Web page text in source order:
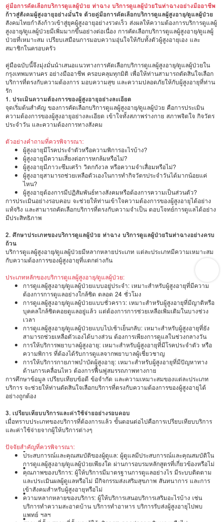
คู่มือการคัดเลือกบริการดูแลผู้ป่วย ท่าฉาง บริการดูแลผู้ป่วยในท่าฉางอย่างมืออาชีพ
ก้าวสู่สังคมผู้สูงอายุอย่างมั่นใจ ด้วยคู่มือการคัดเลือกบริการดูแลผู้สูงอายุ/ดูแลผู้ป่วย
สังคมไทยกำลังก้าวเข้าสู่ยุคผู้สูงอายุอย่างรวดเร็ว ส่งผลให้ความต้องการบริการดูแลผู้
สูงอายุ/ดูแลผู้ป่วยมีเพิ่มมากขึ้นอย่างต่อเนื่อง การคัดเลือกบริการดูแลผู้สูงอายุ/ดูแลผู้
ป่วยที่เหมาะสม เปรียบเสมือนการมอบความอุ่นใจให้กับทั้งตัวผู้สูงอายุเอง และ
สมาชิกในครอบครัว
คู่มือฉบับนี้จึงมุ่งมั่นนำเสนอแนวทางการคัดเลือกบริการดูแลผู้สูงอายุ/ดูแลผู้ป่วยใน
กรุงเทพมหานคร อย่างมืออาชีพ ครอบคลุมทุกมิติ เพื่อให้ท่านสามารถตัดสินใจเลือก
บริการที่ตรงกับความต้องการ มอบความสุข และความปลอดภัยให้กับผู้สูงอายุที่ท่าน
รัก
1. ประเมินความต้องการของผู้สูงอายุอย่างละเอียด
จุดเริ่มต้นสำคัญ ของการคัดเลือกบริการดูแลผู้สูงอายุ/ดูแลผู้ป่วย คือการประเมิน
ความต้องการของผู้สูงอายุอย่างละเอียด เข้าใจทั้งสภาพร่างกาย สภาพจิตใจ กิจวัตร
ประจำวัน และความต้องการทางสังคม
ตัวอย่างคำถามที่ควรพิจารณา:
ผู้สูงอายุมีโรคประจำตัวหรือความพิการอะไรบ้าง?
ผู้สูงอายุมีความเสี่ยงต่อการหกล้มหรือไม่?
ผู้สูงอายุมีภาวะซึมเศร้า วิตกกังวล หรือความจำเสื่อมหรือไม่?
ผู้สูงอายุสามารถช่วยเหลือตัวเองในการทำกิจวัตรประจำวันได้มากน้อยแค่
ไหน?
ผู้สูงอายุต้องการมีปฏิสัมพันธ์ทางสังคมหรือต้องการความเป็นส่วนตัว?
การประเมินอย่างรอบคอบ จะช่วยให้ท่านเข้าใจความต้องการของผู้สูงอายุได้อย่าง
แท้จริง และสามารถคัดเลือกบริการที่ตรงกับความจำเป็น ตอบโจทย์การดูแลได้อย่าง
มีประสิทธิภาพ
2. ศึกษาประเภทของบริการดูแลผู้ป่วย ท่าฉาง บริการดูแลผู้ป่วยในท่าฉางอย่างครบ
ถ้วน
บริการดูแลผู้สูงอายุ/ดูแลผู้ป่วยมีหลากหลายประเภท แต่ละประเภทมีความเหมาะสม
กับความต้องการของผู้สูงอายุที่แตกต่างกัน
ประเภทหลักของบริการดูแลผู้สูงอายุ/ดูแลผู้ป่วย:
การดูแลผู้สูงอายุ/ดูแลผู้ป่วยแบบอยู่ประจำ: เหมาะสำหรับผู้สูงอายุที่มีความ
ต้องการการดูแลอย่างใกล้ชิด ตลอด 24 ชั่วโมง
การดูแลผู้สูงอายุ/ดูแลผู้ป่วยแบบชั่วคราว: เหมาะสำหรับผู้สูงอายุที่มีญาติหรือ
บุคคลใกล้ชิดคอยดูแลอยู่แล้ว แต่ต้องการการช่วยเหลือเพิ่มเติมในบางช่วง
เวลา
การดูแลผู้สูงอายุ/ดูแลผู้ป่วยแบบไปเช้าเย็นกลับ: เหมาะสำหรับผู้สูงอายุที่ยัง
สามารถช่วยเหลือตัวเองได้บางส่วน ต้องการเพียงการดูแลในช่วงกลางวัน
การให้บริการพยาบาลผู้สูงอายุ: เหมาะสำหรับผู้สูงอายุที่มีโรคประจำตัว หรือ
ความพิการ ที่ต้องได้รับการดูแลจากพยาบาลผู้เชี่ยวชาญ
การให้บริการกายภาพบำบัดผู้สูงอายุ: เหมาะสำหรับผู้สูงอายุที่มีปัญหาทาง
ด้านการเคลื่อนไหว ต้องการฟื้นฟูสมรรถภาพทางกาย
การศึกษาข้อมูล เปรียบเทียบข้อดี ข้อจำกัด และความเหมาะสมของแต่ละประเภท
บริการ จะช่วยให้ท่านตัดสินใจเลือกบริการที่ตรงกับความต้องการของผู้สูงอายุได้
อย่างถูกต้อง
3. เปรียบเทียบบริการและค่าใช้จ่ายอย่างรอบคอบ
เมื่อทราบประเภทของบริการที่ต้องการแล้ว ขั้นตอนต่อไปคือการเปรียบเทียบบริการ
และค่าใช้จ่ายจากผู้ให้บริการต่างๆ
ปัจจัยสำคัญที่ควรพิจารณา:
•
ประสบการณ์และคุณสมบัติของผู้ดูแล: ผู้ดูแลมีประสบการณ์และคุณสมบัติใน
การดูแลผู้สูงอายุ/ดูแลผู้ป่วยเพียงใด ผ่านการอบรมหลักสูตรที่เกี่ยวข้องหรือไม่
•
คุณภาพของบริการ: ผู้ให้บริการมีมาตรฐานการดูแลอย่างไร มีระบบติดตาม
และประเมินผลผู้ดูแลหรือไม่ มีกิจกรรมส่งเสริมสุขภาพ สันทนาการ และการ
เข้าสังคมสำหรับผู้สูงอายุหรือไม่
•
ความหลากหลายของบริการ: ผู้ให้บริการเสนอบริการเสริมอะไรบ้าง เช่น
บริการทำความสะอาดบ้าน บริการทำอาหาร บริการรับส่งผู้สูงอายุไปพบ
แพทย์ ฯลฯ
•